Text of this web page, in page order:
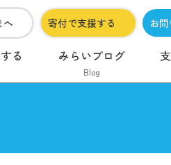
へ 寄付で支援する お
る みらいブログ
Blog